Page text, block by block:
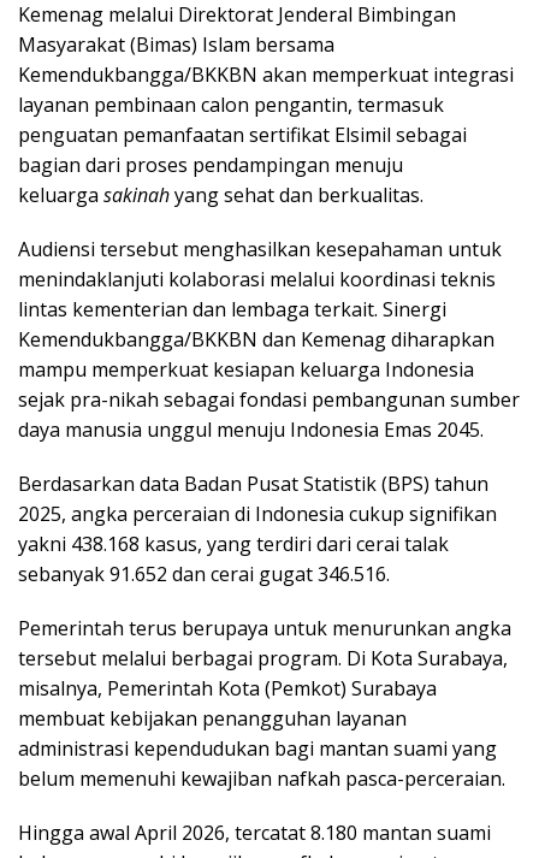
Kemenag melalui Direktorat Jenderal Bimbingan
Masyarakat (Bimas) Islam bersama
Kemendukbangga/BKKBN akan memperkuat integrasi
layanan pembinaan calon pengantin, termasuk
penguatan pemanfaatan sertifikat Elsimil sebagai
bagian dari proses pendampingan menuju
keluarga sakinahyang sehat dan berkualitas.
Audiensi tersebut menghasilkan kesepahaman untuk
menindaklanjuti kolaborasi melalui koordinasi teknis
lintas kementerian dan lembaga terkait. Sinergi
Kemendukbangga/BKKBN dan Kemenag diharapkan
mampu memperkuat kesiapan keluarga Indonesia
sejak pra-nikah sebagai fondasi pembangunan sumber
daya manusia unggul menuju Indonesia Emas 2045.
Berdasarkan data Badan Pusat Statistik (BPS) tahun
2025, angka perceraian di Indonesia cukup signifikan
yakni 438.168 kasus, yang terdiri dari cerai talak
sebanyak 91.652 dan cerai gugat 346.516.
Pemerintah terus berupaya untuk menurunkan angka
tersebut melalui berbagai program. Di Kota Surabaya,
misalnya, Pemerintah Kota (Pemkot) Surabaya
membuat kebijakan penangguhan layanan
administrasi kependudukan bagi mantan suami yang
belum memenuhi kewajiban nafkah pasca-perceraian.
Hingga awal April 2026, tercatat 8.180 mantan suami